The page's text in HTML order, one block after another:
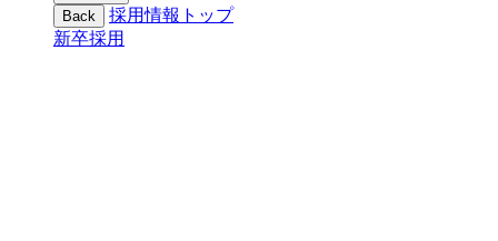
Back
採用情報トップ
新卒採用